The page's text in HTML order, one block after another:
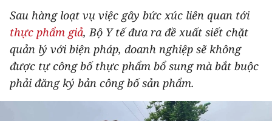
XÃ HỘI
PHÁP LUẬT
DU LỊCH
Sau hàng loạt vụ việc gây bức xúc liên quan tới
thực phẩm giả, Bộ Y tế đưa ra đề xuất siết chặt
quản lý với biện pháp, doanh nghiệp sẽ không
được tự công bố thực phẩm bổ sung mà bắt buộc
phải đăng ký bản công bố sản phẩm.